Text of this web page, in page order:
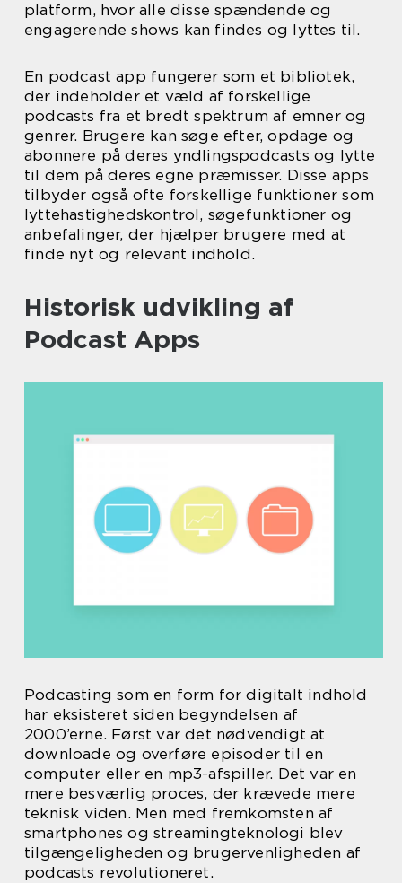
platform, hvor alle disse spændende og
engagerende shows kan findes og lyttes til.
En podcast app fungerer som et bibliotek,
der indeholder et væld af forskellige
podcasts fra et bredt spektrum af emner og
genrer. Brugere kan søge efter, opdage og
abonnere på deres yndlingspodcasts og lytte
til dem på deres egne præmisser. Disse apps
tilbyder også ofte forskellige funktioner som
lyttehastighedskontrol, søgefunktioner og
anbefalinger, der hjælper brugere med at
finde nyt og relevant indhold.
Historisk udvikling af
Podcast Apps
Podcasting som en form for digitalt indhold
har eksisteret siden begyndelsen af
2000’erne. Først var det nødvendigt at
downloade og overføre episoder til en
computer eller en mp3-afspiller. Det var en
mere besværlig proces, der krævede mere
teknisk viden. Men med fremkomsten af
smartphones og streamingteknologi blev
tilgængeligheden og brugervenligheden af
podcasts revolutioneret.